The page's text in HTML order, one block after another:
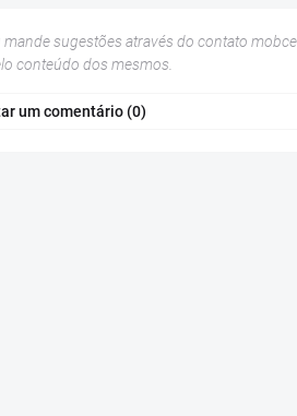
sugestões através do contato
conteúdo dos mesmos.
um comentário (0)